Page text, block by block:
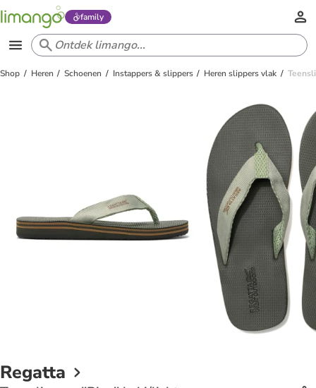
family
Shop Heren Schoenen Instappers & slippers Heren slippers vlak
Regatta